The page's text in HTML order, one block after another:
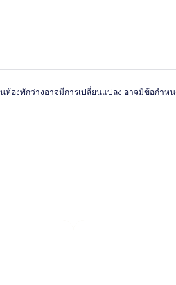
องพักว่างอาจมีการเปลี่ยนแปลง อาจมีข้อกำห